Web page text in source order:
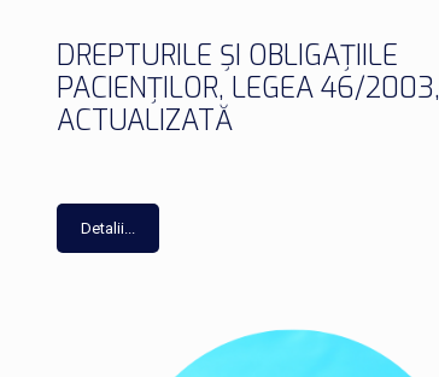
DREPTURILE ȘI OBLIGAȚIILE
PACIENȚILOR, LEGEA 46/2003,
ACTUALIZATĂ
Detalii...